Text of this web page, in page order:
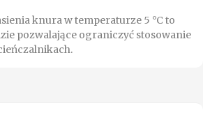
knura w temperaturze 5 °C to
pozwalające ograniczyć stosowanie